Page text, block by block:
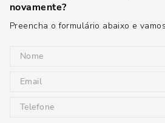
novamente?
Preencha o formulário abaixo e